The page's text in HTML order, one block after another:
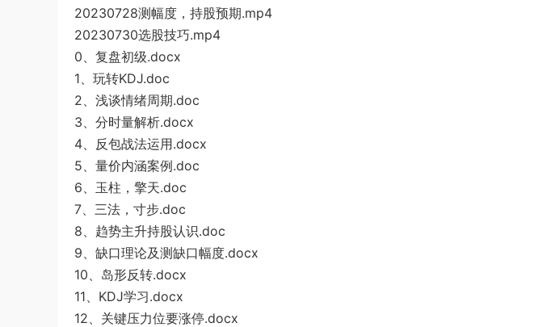
20230728测幅度，持股预期.mp4
20230730选股技巧.mp4
0、复盘初级.docx
1、玩转KDJ.doc
2、浅谈情绪周期.doc
3、分时量解析.docx
4、反包战法运用.docx
5、量价内涵案例.doc
6、玉柱，擎天.doc
7、三法，寸步.doc
8、趋势主升持股认识.doc
9、缺口理论及测缺口幅度.docx
10、岛形反转.docx
11、KDJ学习.docx
12、关键压力位要涨停.docx